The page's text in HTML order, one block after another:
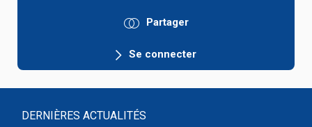
Partager
Se connecter
DERNIÈRES ACTUALITÉS